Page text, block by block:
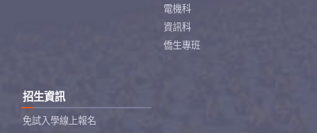
電機科
資訊科
僑生專班
招生資訊
免試入學線上報名